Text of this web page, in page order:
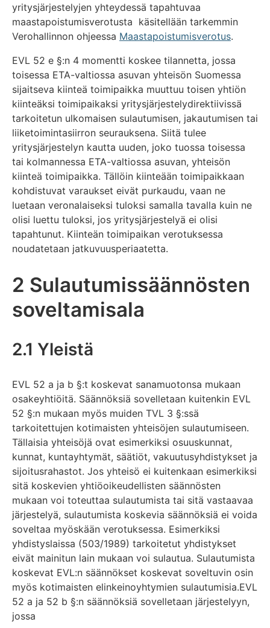
yritysjärjestelyjen yhteydessä tapahtuvaa
maastapoistumisverotusta käsitellään tarkemmin
Verohallinnon ohjeessa Maastapoistumisverotus.
EVL 52 e §:n 4 momentti koskee tilannetta, jossa
toisessa ETA-valtiossa asuvan yhteisön Suomessa
sijaitseva kiinteä toimipaikka muuttuu toisen yhtiön
kiinteäksi toimipaikaksi yritysjärjestelydirektiivissä
tarkoitetun ulkomaisen sulautumisen, jakautumisen tai
liiketoimintasiirron seurauksena. Siitä tulee
yritysjärjestelyn kautta uuden, joko tuossa toisessa
tai kolmannessa ETA-valtiossa asuvan, yhteisön
kiinteä toimipaikka. Tällöin kiinteään toimipaikkaan
kohdistuvat varaukset eivät purkaudu, vaan ne
luetaan veronalaiseksi tuloksi samalla tavalla kuin ne
olisi luettu tuloksi, jos yritysjärjestelyä ei olisi
tapahtunut. Kiinteän toimipaikan verotuksessa
noudatetaan jatkuvuusperiaatetta.
2 Sulautumissäännösten
soveltamisala
2.1 Yleistä
EVL 52 a ja b §:t koskevat sanamuotonsa mukaan
osakeyhtiöitä. Säännöksiä sovelletaan kuitenkin EVL
52 §:n mukaan myös muiden TVL 3 §:ssä
tarkoitettujen kotimaisten yhteisöjen sulautumiseen.
Tällaisia yhteisöjä ovat esimerkiksi osuuskunnat,
kunnat, kuntayhtymät, säätiöt, vakuutusyhdistykset ja
sijoitusrahastot. Jos yhteisö ei kuitenkaan esimerkiksi
sitä koskevien yhtiöoikeudellisten säännösten
mukaan voi toteuttaa sulautumista tai sitä vastaavaa
järjestelyä, sulautumista koskevia säännöksiä ei voida
soveltaa myöskään verotuksessa. Esimerkiksi
yhdistyslaissa (503/1989) tarkoitetut yhdistykset
eivät mainitun lain mukaan voi sulautua. Sulautumista
koskevat EVL:n säännökset koskevat soveltuvin osin
myös kotimaisten elinkeinoyhtymien sulautumisia.EVL
52 a ja 52 b §:n säännöksiä sovelletaan järjestelyyn,
jossa